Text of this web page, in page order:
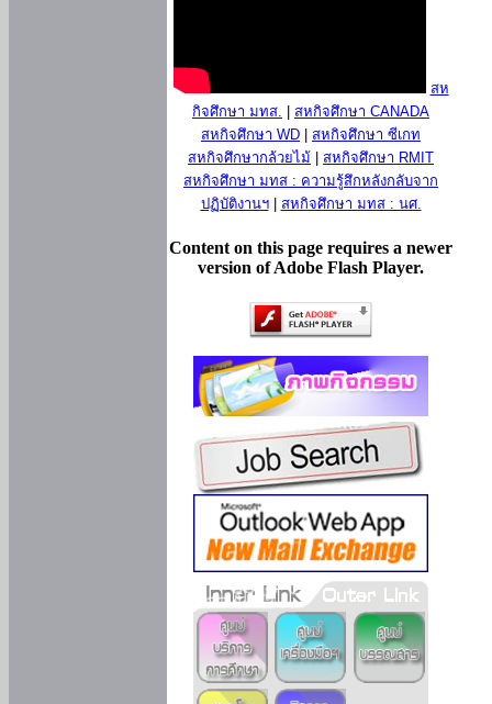
สห
กิจศึกษา มทส.
สหกิจศึกษา CANADA
สหกิจศึกษา WD
สหกิจศึกษา ซีเกท
สหกิจศึกษากล้วยไม้
สหกิจศึกษา RMIT
สหกิจศึกษา มทส : ความรู้สึกหลังกลับจาก
ปฏิบัติงานฯ| สหกิจศึกษา มทส : นศ.
Content on this page requires a newer
version of Adobe Flash Player.